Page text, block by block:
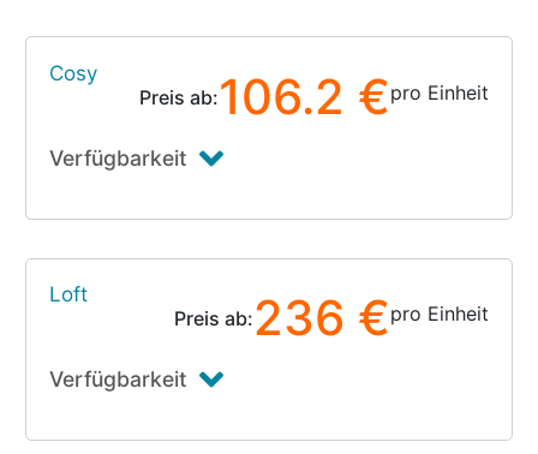
Cosy
Preis ab:106.2 €pro Einheit
Verfügbarkeit
Loft
Preis ab:236 €pro Einheit
Verfügbarkeit